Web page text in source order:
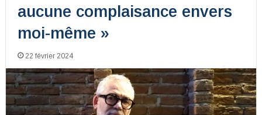
aucune complaisance envers
moi-même »
22 février 2024